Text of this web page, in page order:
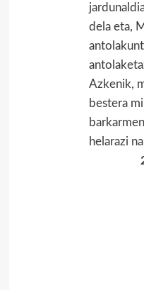
dela eta,
Azkenik,
bestera
helarazi